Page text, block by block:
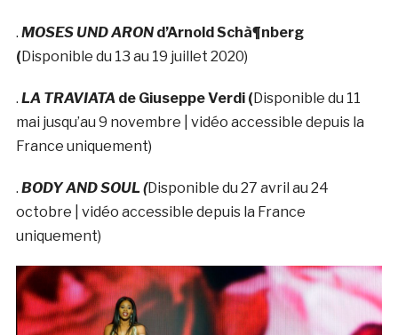
. MOSES UND ARONd’Arnold Schà¶nberg
(Disponible du 13 au 19 juillet 2020)
. LA TRAVIATA de Giuseppe Verdi (Disponible du 11
mai jusqu’au 9 novembre | vidéo accessible depuis la
France uniquement)
. BODY AND SOUL (Disponible du 27 avril au 24
octobre | vidéo accessible depuis la France
uniquement)